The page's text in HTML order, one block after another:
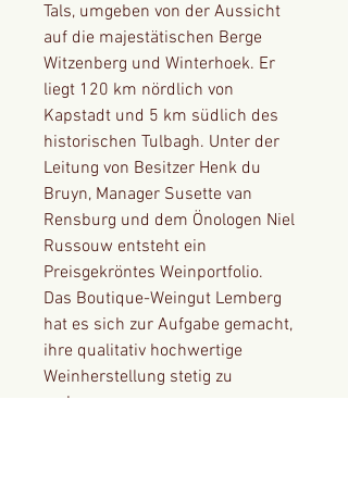
Tals, umgeben von der Aussicht
auf die majestätischen Berge
Witzenberg und Winterhoek. Er
liegt 120 km nördlich von
Kapstadt und 5 km südlich des
historischen Tulbagh. Unter der
Leitung von Besitzer Henk du
Bruyn, Manager Susette van
Rensburg und dem Önologen Niel
Russouw entsteht ein
Preisgekröntes Weinportfolio.
Das Boutique-Weingut Lemberg
hat es sich zur Aufgabe gemacht,
ihre qualitativ hochwertige
Weinherstellung stetig zu
verbessern.